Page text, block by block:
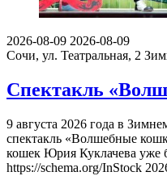
2026-08-09 2026-08-09
Сочи, ул. Театральная, 2
Спектакль
9 августа 2026 года в
спектакль «Волшебные
кошек Юрия Куклачева уже
https://schema.org/InStock